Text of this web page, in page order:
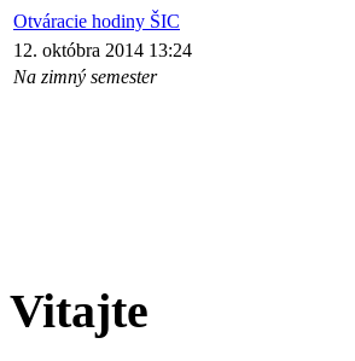
Otváracie hodiny ŠIC
12. októbra 2014 13:24
Na zimný semester
Vitajte